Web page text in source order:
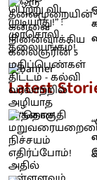
Latest